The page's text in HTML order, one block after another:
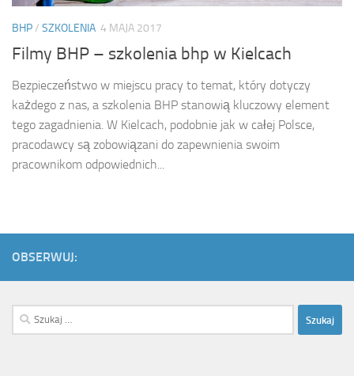
BHP/ SZKOLENIA 4 MAJA 2017
Filmy BHP – szkolenia bhp w Kielcach
Bezpieczeństwo w miejscu pracy to temat, który dotyczy
każdego z nas, a szkolenia BHP stanowią kluczowy element
tego zagadnienia. W Kielcach, podobnie jak w całej Polsce,
pracodawcy są zobowiązani do zapewnienia swoim
pracownikom odpowiednich...
OBSERWUJ:
Szukaj: